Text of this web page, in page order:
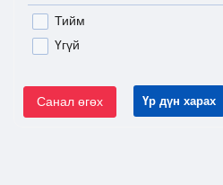
Тийм
Үгүй
Санал өгөх Үр дүн харах